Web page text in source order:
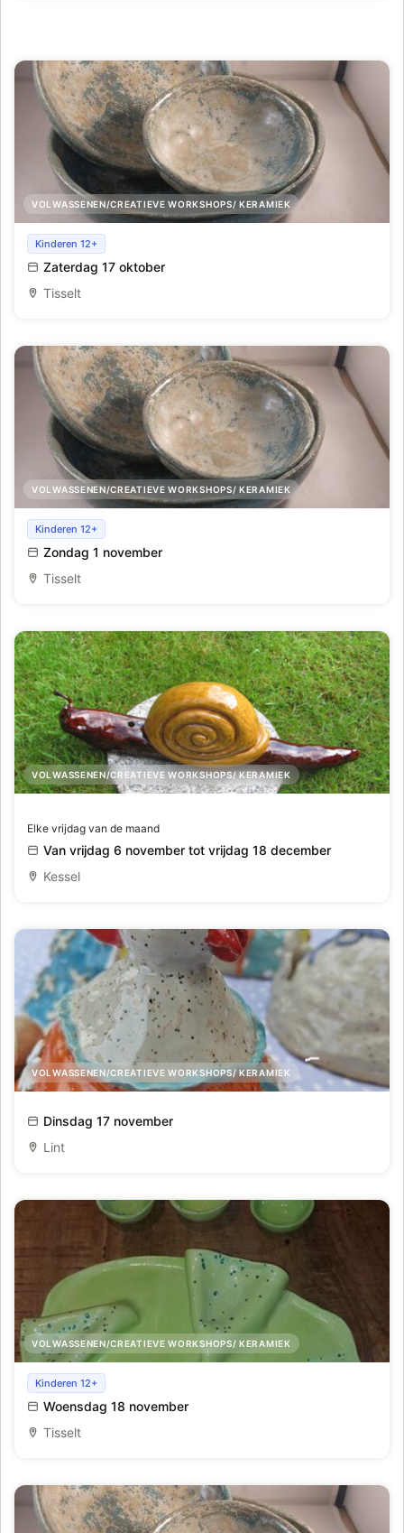
VOLWASSENEN/CREATIEVE WORKSHOPS/ KERAMIEK
Workshop keramiek: 3 schalen in 1
Kinderen 12+
Zaterdag 17 oktober
Tisselt
VOLWASSENEN/CREATIEVE WORKSHOPS/ KERAMIEK
Workshop keramiek: 3 schalen in 1
Kinderen 12+
Zondag 1 november
Tisselt
VOLWASSENEN/CREATIEVE WORKSHOPS/ KERAMIEK
Elke vrijdag van de maand
Van vrijdag 6 november tot vrijdag 18 december
Kessel
VOLWASSENEN/CREATIEVE WORKSHOPS/ KERAMIEK
Een grote kip maken in keramiek - deel 1
Dinsdag 17 november
Lint
VOLWASSENEN/CREATIEVE WORKSHOPS/ KERAMIEK
Workshop keramiek: originele aperitief schaal
Kinderen 12+
Woensdag 18 november
Tisselt